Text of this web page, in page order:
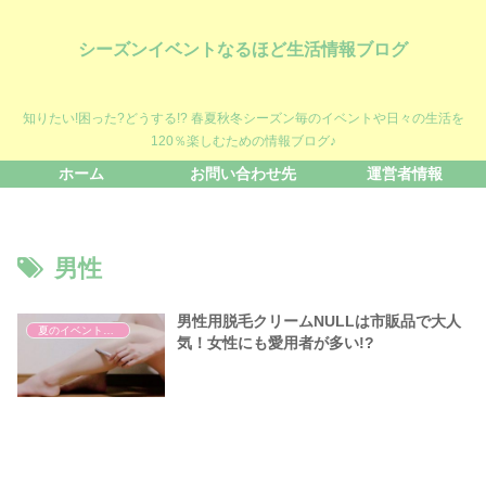
シーズンイベントなるほど生活情報ブログ
知りたい!困った?どうする!? 春夏秋冬シーズン毎のイベントや日々の生活を
120％楽しむための情報ブログ♪
ホーム お問い合わせ先 運営者情報
男性
夏のイベント・話題
男性用脱毛クリームNULLは市販品で大人
気！女性にも愛用者が多い!?